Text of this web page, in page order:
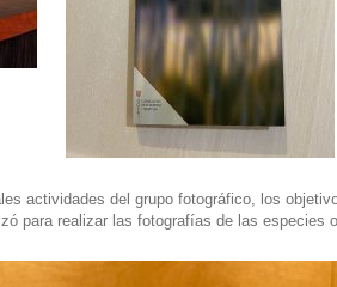
actividades del grupo fotográfico, los
para realizar las fotografías de las especies